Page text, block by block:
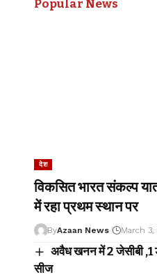
Popular News
देश
विकसित भारत संकल्प
में रहा प्रथम स्थान पर
ByAzaan News March 3,
अवैध खनन में 2 जेसीबी ,1
सीज